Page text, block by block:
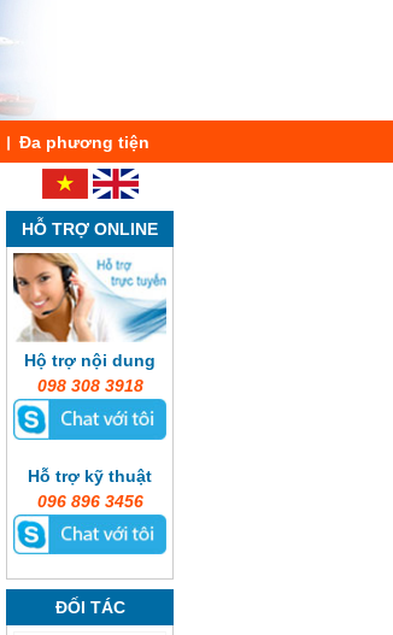
Đa phương tiện
HỖ TRỢ ONLINE
Hộ trợ nội dung
098 308 3918
Hỗ trợ kỹ thuật
096 896 3456
ĐỐI TÁC